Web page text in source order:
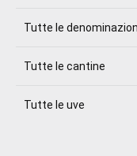
Tutte le
Tutte le cantine
Tutte le uve